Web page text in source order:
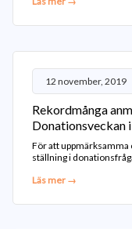
12 november, 2019
Rekordmånga
Donationsveckan
För att uppmärksamma
ställning i
Läs mer →